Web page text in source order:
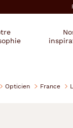
Opticien France